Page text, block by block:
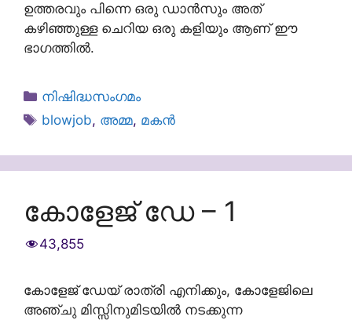
ഉത്തരവും പിന്നെ ഒരു ഡാൻസും അത്
കഴിഞ്ഞുള്ള ചെറിയ ഒരു കളിയും ആണ് ഈ
ഭാഗത്തിൽ.
Categories
നിഷിദ്ധസംഗമം
Tags
blowjob, അമ്മ, മകൻ
കോളേജ് ഡേ – 1
43,855
കോളേജ് ഡേയ് രാത്രി എനിക്കും, കോളേജിലെ
അഞ്ചു മിസ്സിനുമിടയിൽ നടക്കുന്ന